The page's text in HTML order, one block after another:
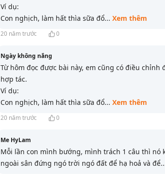
Ví dụ:
Con nghịch, làm hất thìa sữa đổ... Xem thêm
20 năm trước 0
Ngày không nắng
Từ hôm đọc được bài này, em cũng có điều chỉnh
hợp tác.
Ví dụ:
Con nghịch, làm hất thìa sữa đổ... Xem thêm
20 năm trước 0
Me HyLam
Mỗi lần con mình bướng, mình trách 1 câu thì nó
ngoài sân đứng ngó trời ngó đất để hạ hoả và để